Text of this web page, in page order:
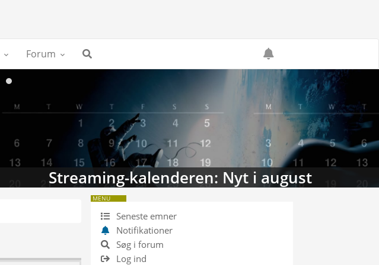
Forum
Streaming-kalenderen: Nyt i august
MENU
Seneste emner
Notifikationer
Søg i forum
Log ind